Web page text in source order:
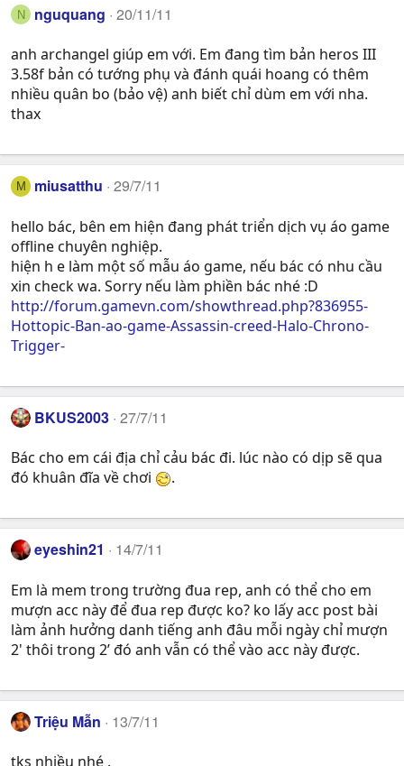
N nguquang 20/11/11
anh archangel giúp em với. Em đang tìm bản heros III
3.58f bản có tướng phụ và đánh quái hoang có thêm
nhiều quân bo (bảo vệ) anh biết chỉ dùm em với nha.
thax
M miusatthu 29/7/11
hello bác, bên em hiện đang phát triển dịch vụ áo game
offline chuyên nghiệp.
hiện h e làm một số mẫu áo game, nếu bác có nhu cầu
xin check wa. Sorry nếu làm phiền bác nhé :D
http://forum.gamevn.com/showthread.php?836955-
Hottopic-Ban-ao-game-Assassin-creed-Halo-Chrono-
Trigger-
BKUS2003 27/7/11
Bác cho em cái địa chỉ cảu bác đi. lúc nào có dịp sẽ qua
đó khuân đĩa về chơi
.
eyeshin21 14/7/11
Em là mem trong trường đua rep, anh có thể cho em
mượn acc này để đua rep được ko? ko lấy acc post bài
làm ảnh hưởng danh tiếng anh đâu mỗi ngày chỉ mượn
2' thôi trong 2’ đó anh vẫn có thể vào acc này được.
Triệu Mẫn 13/7/11
tks nhiều nhé .